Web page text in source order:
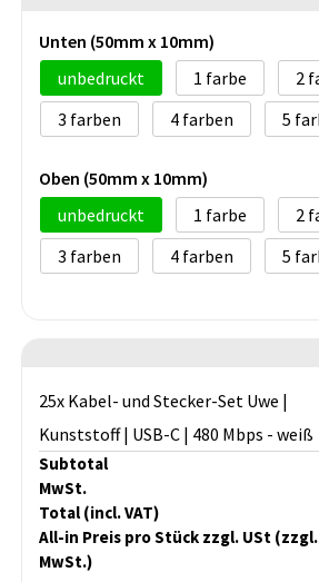
Unten (50mm x 10mm)
unbedruckt
1
2
3
4 5
Oben (50mm x 10mm)
unbedruckt
1
2
3
4 5
25x Kabel- und Stecker-Set Uwe |
Kunststoff | USB-C | 480 Mbps - weiß
Subtotal
MwSt.
Total (incl. VAT)
All-in Preis pro Stück zzgl. USt (zzgl.
MwSt.)